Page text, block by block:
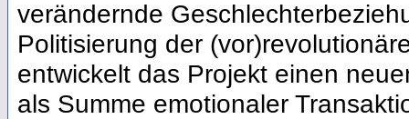
verändernde
Politisierung der
entwickelt das Projekt einen
als Summe emotionaler